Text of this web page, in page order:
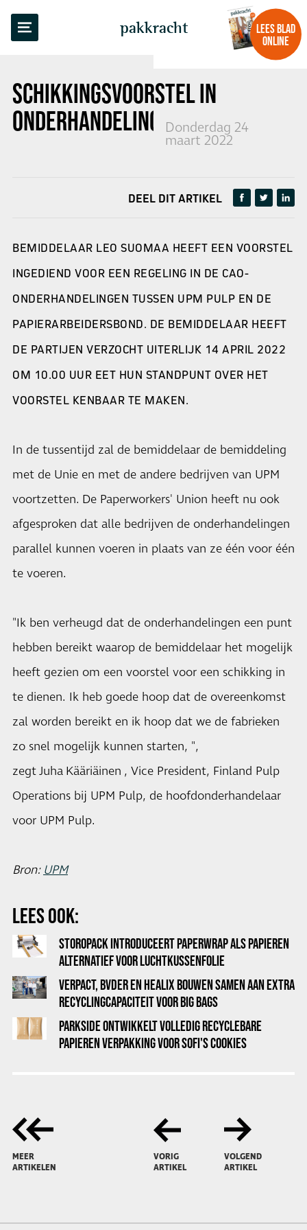
pakkracht
LEES BLAD
ONLINE
SCHIKKINGSVOORSTEL IN
ONDERHANDELINGEN UPM PULP
Donderdag 24
maart 2022
TERUG NAAR OVERZICHT
DEEL DIT ARTIKEL
BEMIDDELAAR LEO SUOMAA HEEFT EEN VOORSTEL
INGEDIEND VOOR EEN REGELING IN DE CAO-
ONDERHANDELINGEN TUSSEN UPM PULP EN DE
PAPIERARBEIDERSBOND. DE BEMIDDELAAR HEEFT
DE PARTIJEN VERZOCHT UITERLIJK 14 APRIL 2022
OM 10.00 UUR EET HUN STANDPUNT OVER HET
VOORSTEL KENBAAR TE MAKEN.
In de tussentijd zal de bemiddelaar de bemiddeling
met de Unie en met de andere bedrijven van UPM
voortzetten. De Paperworkers' Union heeft nu ook
afgesproken dat alle bedrijven de onderhandelingen
parallel kunnen voeren in plaats van ze één voor één
te voeren.
"Ik ben verheugd dat de onderhandelingen een punt
hebben bereikt waarop de bemiddelaar het mogelijk
heeft gezien om een ​​voorstel voor een schikking in
te dienen. Ik heb goede hoop dat de overeenkomst
zal worden bereikt en ik hoop dat we de fabrieken
zo snel mogelijk kunnen starten, ",
zegt Juha Kääriäinen , Vice President, Finland Pulp
Operations bij UPM Pulp, de hoofdonderhandelaar
voor UPM Pulp.
Bron:UPM
LEES OOK:
STOROPACK INTRODUCEERT PAPERWRAP ALS PAPIEREN
ALTERNATIEF VOOR LUCHTKUSSENFOLIE
VERPACT, BVDER EN HEALIX BOUWEN SAMEN AAN EXTRA
RECYCLINGCAPACITEIT VOOR BIG BAGS
PARKSIDE ONTWIKKELT VOLLEDIG RECYCLEBARE
PAPIEREN VERPAKKING VOOR SOFI'S COOKIES
MEER
ARTIKELEN
VORIG
ARTIKEL
VOLGEND
ARTIKEL